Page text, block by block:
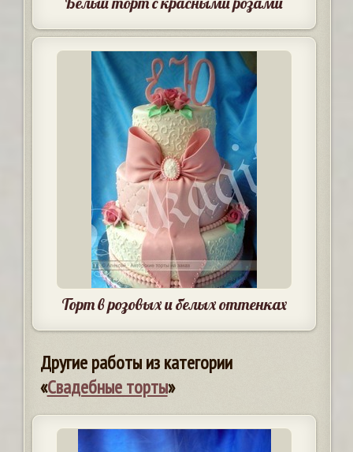
Торт в розовых и белых оттенках
Другие работы из категории
«Свадебные торты»